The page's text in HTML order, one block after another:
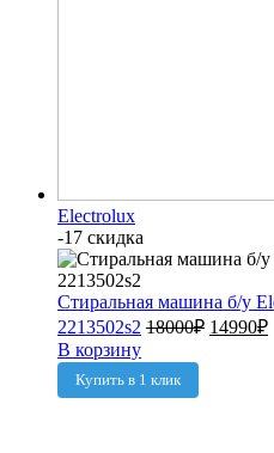
Electrolux
-17 скидка
Стиральная машина б/у
2213502s2 18000₽ 14990₽
В корзину
Купить в 1 клик